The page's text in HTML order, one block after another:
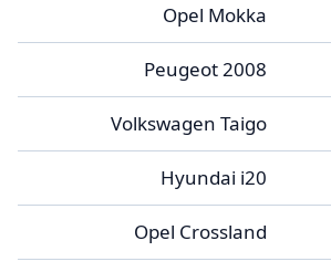
Opel Mokka
Peugeot 2008
Volkswagen Taigo
Hyundai i20
Opel Crossland